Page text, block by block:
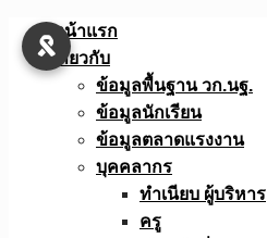
Skip
หน้าแรก
เกี่ยวกับ
ข้อมูลพื้นฐาน วก.นฐ.
ข้อมูลนักเรียน
ข้อมูลตลาดแรงงาน
บุคคลากร
ทำเนียบ ผู้บริหาร
ครู